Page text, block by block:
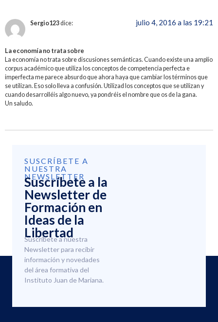
Sergio123dice: julio 4, 2016 a las 19:21
La economía no trata sobre
La economía no trata sobre discusiones semánticas. Cuando existe una amplio
corpus académico que utiliza los conceptos de competencia perfecta e
imperfecta me parece absurdo que ahora haya que cambiar los términos que
se utilizan. Eso solo lleva a confusión. Utilizad los conceptos que se utilizan y
cuando desarrolléis algo nuevo, ya pondréis el nombre que os de la gana.
Un saludo.
SUSCRÍBETE A
NUESTRA
NEWSLETTER
Suscríbete a la
Newsletter de
Formación en
Ideas de la
Libertad
Suscríbete a nuestra
Newsletter para recibir
información y novedades
del área formativa del
Instituto Juan de Mariana.